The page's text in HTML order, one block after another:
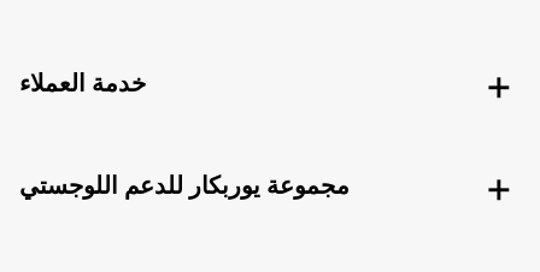
خدمة العملاء
مجموعة يوربكار للدعم اللوجستي